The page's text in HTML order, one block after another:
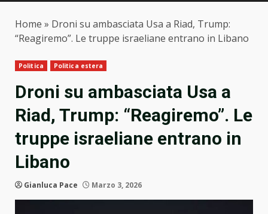
Home » Droni su ambasciata Usa a Riad, Trump:
“Reagiremo”. Le truppe israeliane entrano in Libano
Politica Politica estera
Droni su ambasciata Usa a
Riad, Trump: “Reagiremo”. Le
truppe israeliane entrano in
Libano
Gianluca Pace Marzo 3, 2026